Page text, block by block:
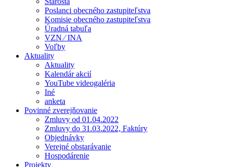
Poslanci obecného zastupiteľstva
Komisie obecného zastupiteľstva
Úradná tabuľa
VZN ⁄ INA
Voľby
Aktuality
Aktuality
Kalendár akcií
YouTube videogaléria
Iné
anketa
Povinné zverejňovanie
Zmluvy od 01.04.2022
Zmluvy do 31.03.2022, Faktúry
Objednávky
Verejné obstarávanie
Hospodárenie
Projekty